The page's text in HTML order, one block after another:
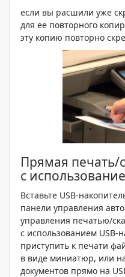
если вы расшили уже
для ее повторного
эту копию повторно
Прямая печать/
с
Вставьте USB-
панели управления
управления печатью/
с использованием USB-
приступить к печати
в виде миниатюр, или
документов прямо на